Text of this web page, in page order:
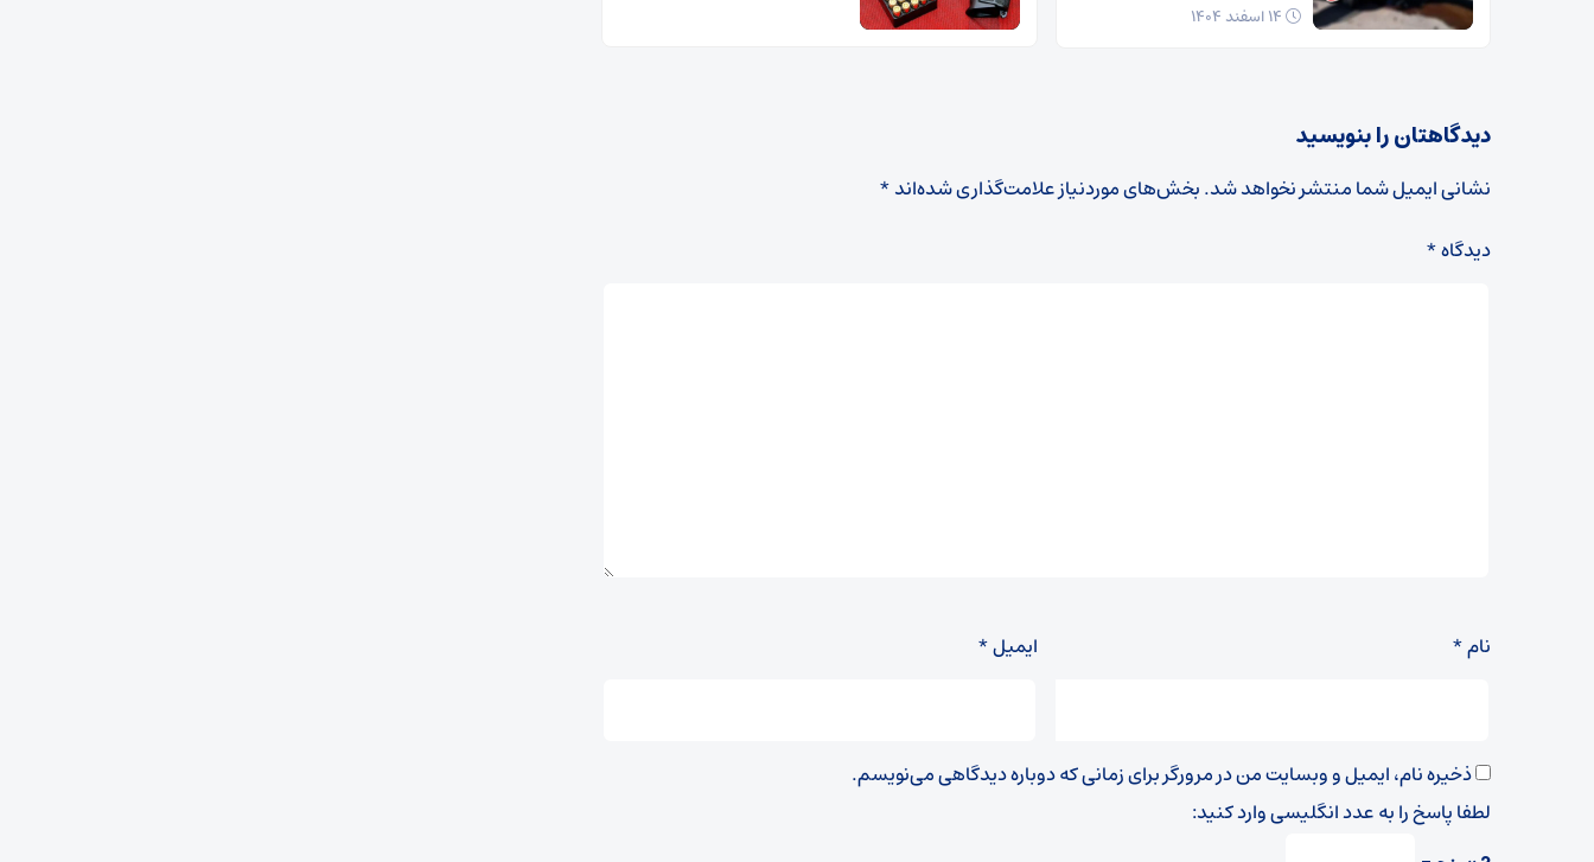
دیدگاهتان را بنویسید
نشانی ایمیل شما منتشر نخواهد شد.بخش‌های موردنیاز علامت‌گذاری شده‌اند*
دیدگاه*
نام* ایمیل*
ذخیره نام، ایمیل و وبسایت من در مرورگر برای زمانی که دوباره دیدگاهی می‌نویسم.
لطفا پاسخ را به عدد انگلیسی وارد کنید: